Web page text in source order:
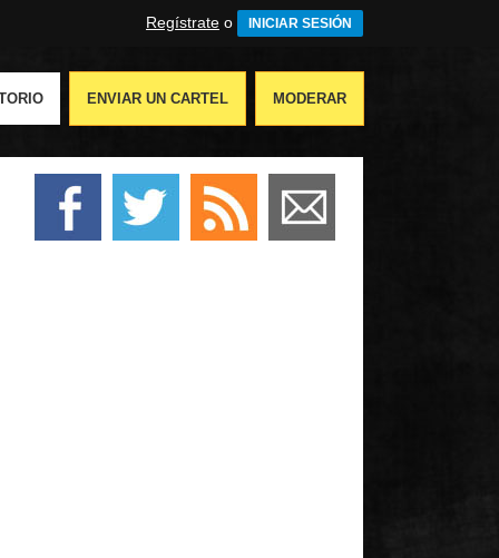
Regístrate o INICIAR SESIÓN
ENVIAR UN CARTEL MODERAR